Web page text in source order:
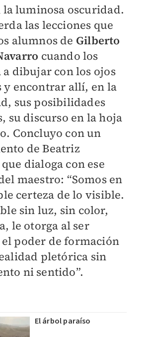
la luminosa oscuridad.
las lecciones que
alumnos de Gilberto
cuando los
a dibujar con los ojos
y encontrar allí, en la
sus posibilidades
su discurso en la hoja
Concluyo con un
de Beatriz
dialoga con ese
maestro: “Somos en
certeza de lo visible.
sin luz, sin color,
le otorga al ser
poder de formación
pletórica sin
ni sentido”.
El árbol paraíso